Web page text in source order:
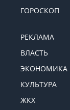
ГОРОСКОП
РЕКЛАМА
ВЛАСТЬ
ЭКОНОМИКА
КУЛЬТУРА
ЖКХ